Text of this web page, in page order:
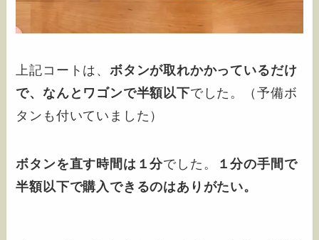
上記コートは、ボタンが取れかかっているだけ
で、なんとワゴンで半額以下でした。（予備ボ
タンも付いていました）
ボタンを直す時間は１分でした。
１分の手間で
半額以下で購入できるのはありがたい。